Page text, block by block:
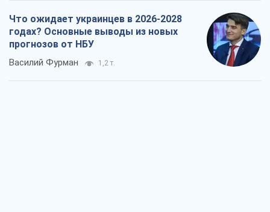
Что ожидает украинцев в 2026-2028
годах? Основные выводы из новых
прогнозов от НБУ
Василий Фурман 1,2 т.